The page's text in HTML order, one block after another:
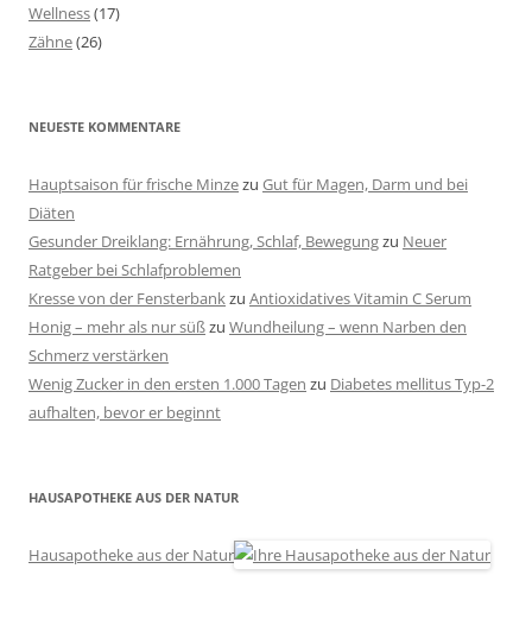
Wellness(17)
Zähne(26)
NEUESTE KOMMENTARE
Hauptsaison für frische Minzezu Gut für Magen, Darm und bei
Diäten
Gesunder Dreiklang: Ernährung, Schlaf, Bewegungzu Neuer
Ratgeber bei Schlafproblemen
Kresse von der Fensterbankzu Antioxidatives Vitamin C Serum
Honig – mehr als nur süßzu Wundheilung – wenn Narben den
Schmerz verstärken
Wenig Zucker in den ersten 1.000 Tagen zu Diabetes mellitus Typ-2
aufhalten, bevor er beginnt
HAUSAPOTHEKE AUS DER NATUR
Hausapotheke aus der Natur